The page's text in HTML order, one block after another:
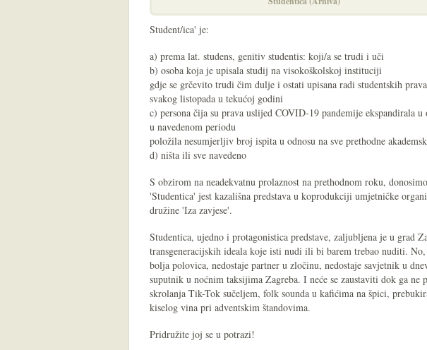
Student/ica' je:
a) prema lat. studens, genitiv studentis: koji/a se trudi i uči
b) osoba koja je upisala studij na visokoškolskoj instituciji
gdje se grčevito trudi čim dulje i ostati upisana radi studentskih
svakog listopada u tekućoj godini
c) persona čija su prava uslijed COVID-19 pandemije ekspandirala
u navedenom periodu
položila nesumjerljiv broj ispita u odnosu na sve prethodne
d) ništa ili sve navedeno
S obzirom na neadekvatnu prolaznost na prethodnom roku,
'Studentica' jest kazališna predstava u koprodukciji umjetničke
družine 'Iza zavjese'.
Studentica, ujedno i protagonistica predstave, zaljubljena je u grad
transgeneracijskih ideala koje isti nudi ili bi barem trebao nuditi.
bolja polovica, nedostaje partner u zločinu, nedostaje savjetnik u
suputnik u noćnim taksijima Zagreba. I neće se zaustaviti dok ga ne
skrolanja Tik-Tok sučeljem, folk sounda u kafićima na špici,
kiselog vina pri adventskim štandovima.
Pridružite joj se u potrazi!